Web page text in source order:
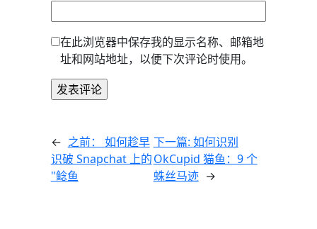
在此浏览器中保存我的显示名称、邮箱地
址和网站地址，以便下次评论时使用。
← 之前： 如何趁早
识破 Snapchat 上的
"鲶鱼
下一篇: 如何识别
OkCupid 猫鱼：9 个
蛛丝马迹 →